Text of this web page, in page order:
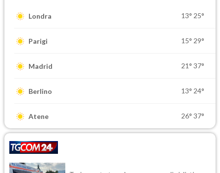
Londra 13° 25°
Parigi 15° 29°
Madrid 21° 37°
Berlino 13° 24°
Atene 26° 37°